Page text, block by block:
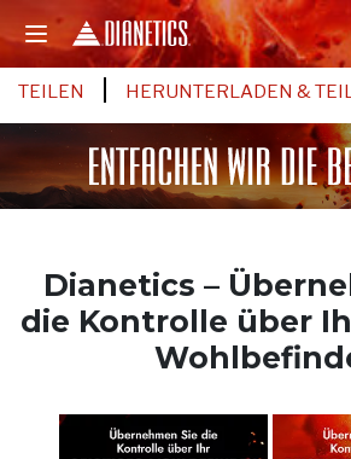
TEILEN HERUNTERLADEN &
Dianetics –
die Kontrolle über